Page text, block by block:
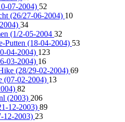
07-2004) 52
(26/27-06-2004) 10
34
(1/2-05-2004 32
Putten (18-04-2004) 53
04-2004) 123
03-2004) 16
(28/29-02-2004) 69
(07-02-2004) 13
82
(2003) 206
12-2003) 89
12-2003) 23